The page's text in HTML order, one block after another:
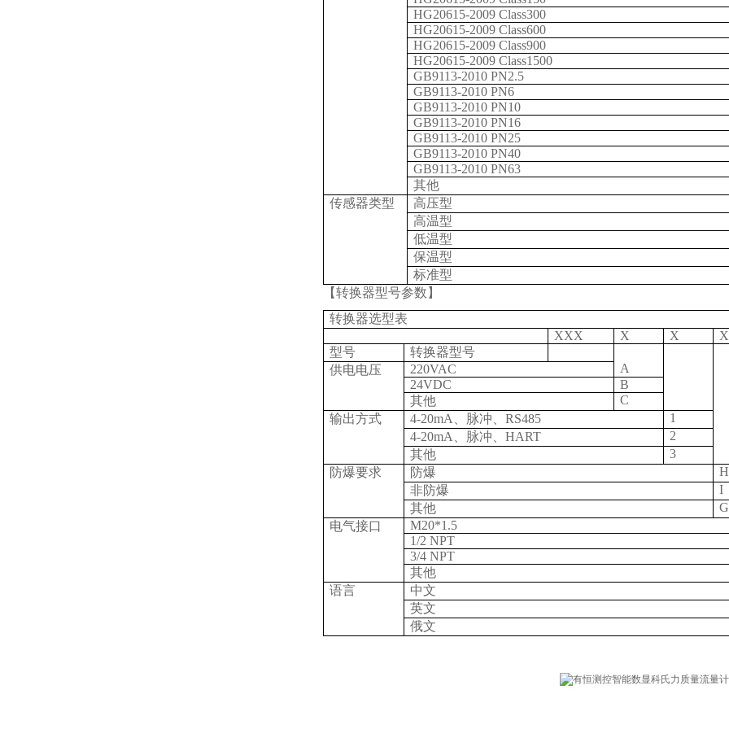
HG20615-2009 Class300
HG20615-2009 Class600
HG20615-2009 Class900
HG20615-2009 Class1500
GB9113-2010 PN2.5
GB9113-2010 PN6
GB9113-2010 PN10
GB9113-2010 PN16
GB9113-2010 PN25
GB9113-2010 PN40
GB9113-2010 PN63
其他
传感器类型
高压型
高温型
低温型
保温型
标准型
【转换器型号参数】
转换器选型表
XXX
X X
X
型号
转换器型号
供电电压
220VAC
A
24VDC
B
其他
C
输出方式
4-20mA、脉冲、RS485
1
4-20mA、脉冲、HART
2
其他
3
防爆要求
防爆
H
非防爆
I
其他
G
电气接口
M20*1.5
1/2 NPT
3/4 NPT
其他
语言
中文
英文
俄文